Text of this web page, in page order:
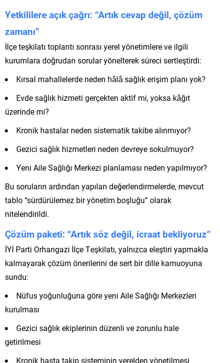
Yetkililere açık çağrı: “Artık cevap değil, çözüm
zamanı”
İlçe teşkilatı toplantı sonrası yerel yönetimlere ve ilgili
kurumlara doğrudan sorular yönelterek süreci sertleştirdi:
Kırsal mahallelerde neden hâlâ sağlık erişim planı yok?
Evde sağlık hizmeti gerçekten aktif mi, yoksa kâğıt
üzerinde mi?
Kronik hastalar neden sistematik takibe alınmıyor?
Gezici sağlık hizmetleri neden devreye sokulmuyor?
Yeni Aile Sağlığı Merkezi planlaması neden yapılmıyor?
Bu soruların ardından yapılan değerlendirmelerde, mevcut
tablo “sürdürülemez bir yönetim boşluğu” olarak
nitelendirildi.
Çözüm paketi: “Artık söz değil, icraat bekliyoruz”
İYİ Parti Orhangazi İlçe Teşkilatı, yalnızca eleştiri yapmakla
kalmayarak çözüm önerilerini de sert bir dille kamuoyuna
sundu:
Nüfus yoğunluğuna göre yeni Aile Sağlığı Merkezleri
kurulması
Gezici sağlık ekiplerinin düzenli ve zorunlu hale
getirilmesi
Kronik hasta takip sisteminin yerelden yönetilmesi